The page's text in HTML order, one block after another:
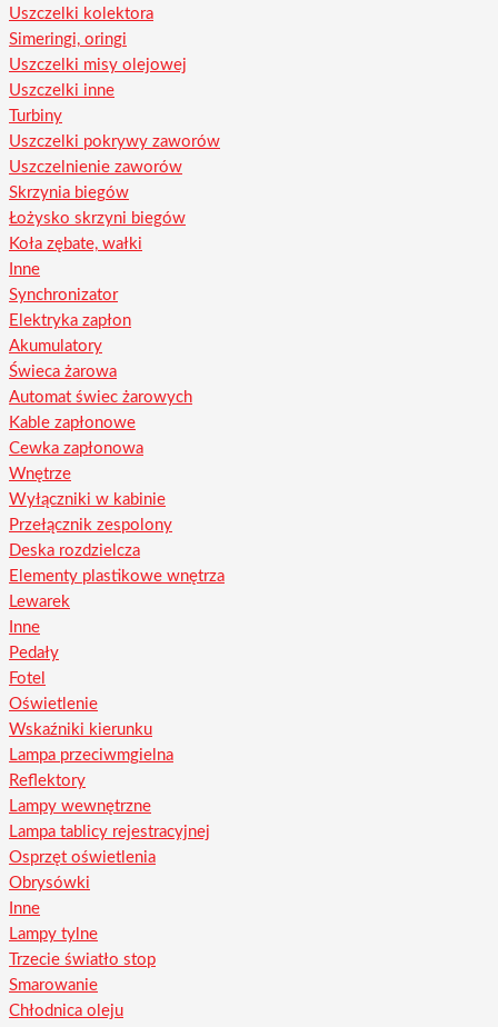
Uszczelki kolektora
Simeringi, oringi
Uszczelki misy olejowej
Uszczelki inne
Turbiny
Uszczelki pokrywy zaworów
Uszczelnienie zaworów
Skrzynia biegów
Łożysko skrzyni biegów
Koła zębate, wałki
Inne
Synchronizator
Elektryka zapłon
Akumulatory
Świeca żarowa
Automat świec żarowych
Kable zapłonowe
Cewka zapłonowa
Wnętrze
Wyłączniki w kabinie
Przełącznik zespolony
Deska rozdzielcza
Elementy plastikowe wnętrza
Lewarek
Inne
Pedały
Fotel
Oświetlenie
Wskaźniki kierunku
Lampa przeciwmgielna
Reflektory
Lampy wewnętrzne
Lampa tablicy rejestracyjnej
Osprzęt oświetlenia
Obrysówki
Inne
Lampy tylne
Trzecie światło stop
Smarowanie
Chłodnica oleju